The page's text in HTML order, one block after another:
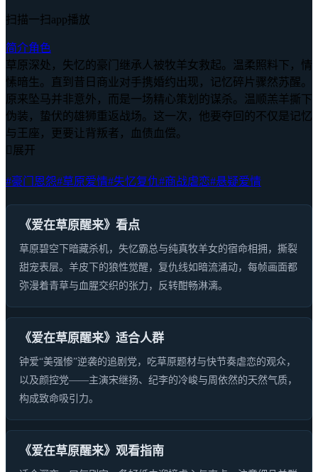
扫描一扫app播放
简介角色
草原深处，失忆的豪门继承人被牧羊女救起。温柔照料下，情
愫暗生。直到昔日商业对手携婚约出现，记忆碎片骤然苏醒。
原来坠马并非意外，而是一场精心策划的谋杀。温顺羔羊撕下
伪装，蛰伏的雄狮重返战场。这一次，他要夺回的不仅是记忆
与王座，更要让背叛者，血债血偿。
 展开
#豪门恩怨#草原爱情#失忆复仇#商战虐恋#悬疑爱情
《爱在草原醒来》看点
草原碧空下暗藏杀机，失忆霸总与纯真牧羊女的宿命相拥，撕裂
甜宠表层。羊皮下的狼性觉醒，复仇线如暗流涌动，每帧画面都
弥漫着青草与血腥交织的张力，反转酣畅淋漓。
《爱在草原醒来》适合人群
钟爱“美强惨”逆袭的追剧党，吃草原题材与快节奏虐恋的观众，
以及颜控党——主演宋继扬、纪李的冷峻与周依然的天然气质，
构成致命吸引力。
《爱在草原醒来》观看指南